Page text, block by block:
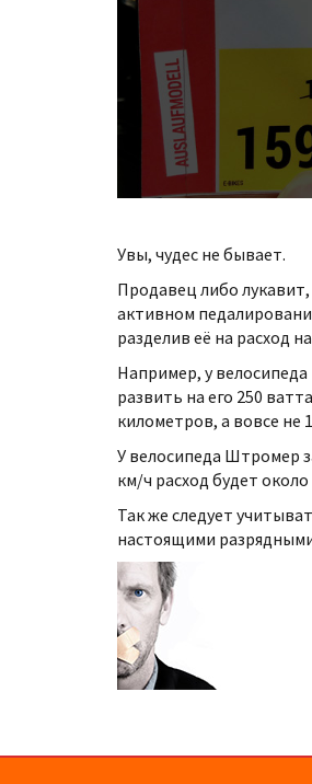
Увы, чудес не бывает.
Продавец либо
активном
разделив её на расход
Например, у
развить на его 250
километров, а вовсе не
У велосипеда Штромер
км/ч расход будет
Так же следует
настоящими